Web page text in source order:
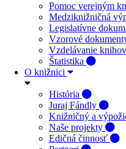
Pomoc verejným
Medziknižničná
Legislatívne
Vzorové
Vzdelávanie
Štatistika
O knižnici
História
Juraj Fándly
Knižničný a
Naše projekty
Edičná činnosť